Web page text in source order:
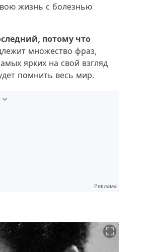
жизнь с болезнью
потому что
множество фраз,
ярких на свой взгляд
помнить весь мир.
Реклама